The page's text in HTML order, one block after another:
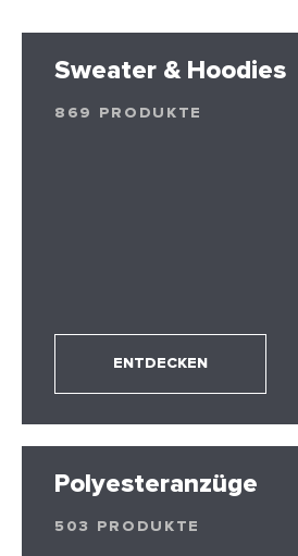
Sweater & Hoodies
869 PRODUKTE
ENTDECKEN
Polyesteranzüge
503 PRODUKTE